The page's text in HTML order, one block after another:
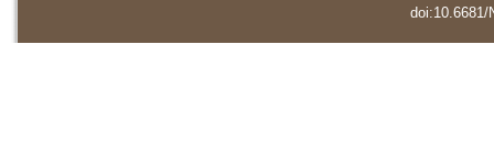
doi:10.6681/